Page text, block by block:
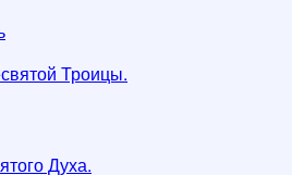
Троицы.
Духа.